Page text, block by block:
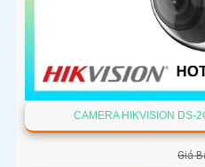
CAMERA HIKVISION DS-
Giá